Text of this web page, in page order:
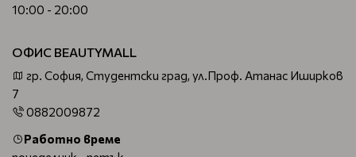
10:00 - 20:00
ОФИС BEAUTYMALL
гр. София, Студентски град, ул.Проф. Атанас Иширков
7
0882009872
Работно време